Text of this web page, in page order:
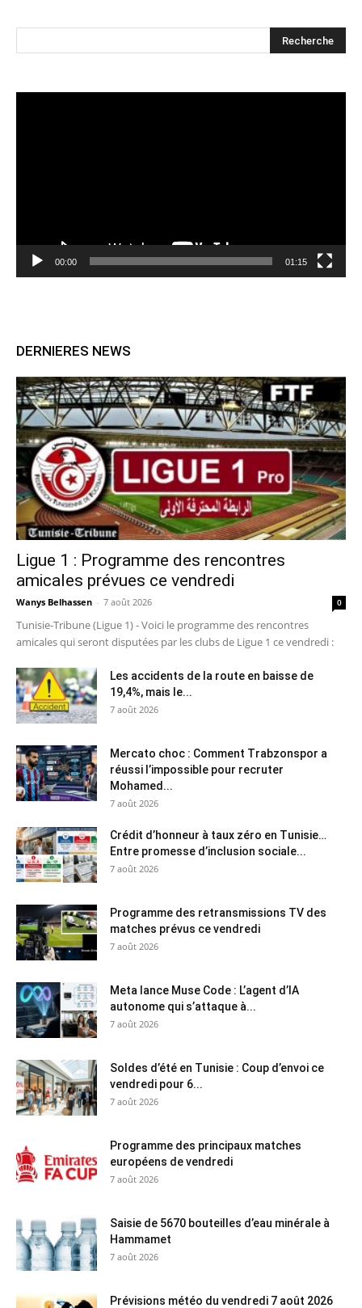
00:00 01:15
DERNIERES NEWS
Ligue 1 : Programme des rencontres
amicales prévues ce vendredi
Wanys Belhassen - 7 août 2026 0
Tunisie-Tribune (Ligue 1) - Voici le programme des rencontres
amicales qui seront disputées par les clubs de Ligue 1 ce vendredi :
Les accidents de la route en baisse de
19,4%, mais le...
7 août 2026
Mercato choc : Comment Trabzonspor a
réussi l’impossible pour recruter
Mohamed...
7 août 2026
Crédit d’honneur à taux zéro en Tunisie…
Entre promesse d’inclusion sociale...
7 août 2026
Programme des retransmissions TV des
matches prévus ce vendredi
7 août 2026
Meta lance Muse Code : L’agent d’IA
autonome qui s’attaque à...
7 août 2026
Soldes d’été en Tunisie : Coup d’envoi ce
vendredi pour 6...
7 août 2026
Programme des principaux matches
européens de vendredi
7 août 2026
Saisie de 5670 bouteilles d’eau minérale à
Hammamet
7 août 2026
Prévisions météo du vendredi 7 août 2026